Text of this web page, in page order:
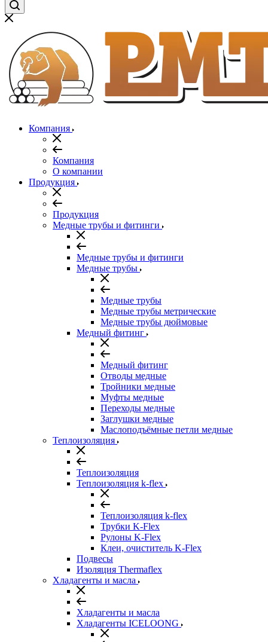
Компания
Компания
О компании
Продукция
Продукция
Медные трубы и фитинги
Медные трубы и фитинги
Медные трубы
Медные трубы
Медные трубы метрические
Медные трубы дюймовые
Медный фитинг
Медный фитинг
Отводы медные
Тройники медные
Муфты медные
Переходы медные
Заглушки медные
Маслоподъёмные петли медные
Теплоизоляция
Теплоизоляция
Теплоизоляция k-flex
Теплоизоляция k-flex
Трубки K-Flex
Рулоны K-Flex
Клеи, очиститель K-Flex
Подвесы
Изоляция Thermaflex
Хладагенты и масла
Хладагенты и масла
Хладагенты ICELOONG